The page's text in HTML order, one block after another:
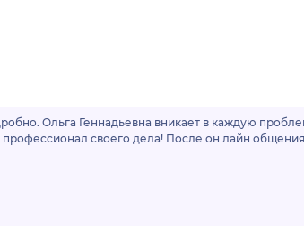
Ольга Геннадьевна вникает в каждую
своего дела! После он лайн